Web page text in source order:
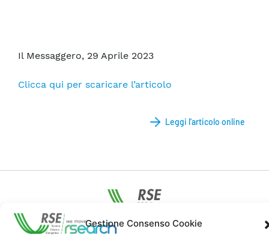
Gestione Consenso Cookie
Il Messaggero, 29 Aprile 2023
Clicca qui per scaricare l’articolo
Leggi l'articolo online